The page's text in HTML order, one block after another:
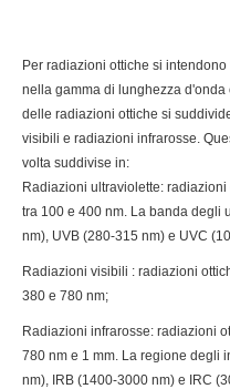
Per radiazioni ottiche si
nella gamma di lunghezza
delle radiazioni ottiche si
visibili e radiazioni infrarosse.
volta suddivise in:
Radiazioni ultraviolette:
tra 100 e 400 nm. La banda degli
nm), UVB (280-315 nm) e UVC
Radiazioni visibili : radiazioni
380 e 780 nm;
Radiazioni infrarosse: radiazioni
780 nm e 1 mm. La regione degli
nm), IRB (1400-3000 nm) e IRC